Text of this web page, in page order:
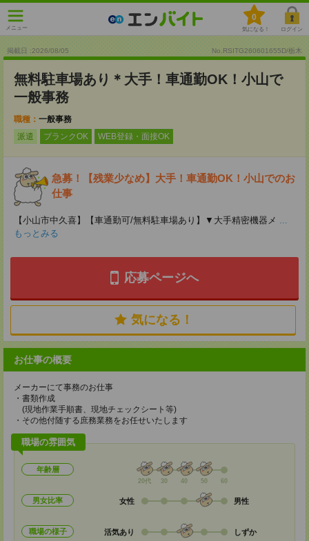
メニュー
0
気になる！ ログイン
掲載日 :2026/08/05 No.RSITG260601655D/栃木
無料駐車場あり＊大手！車通勤OK！小山で
一般事務
職種： 一般事務
派遣
ブランクOK WEB登録・面接OK
急募！【残業少なめ】大手！車通勤OK！小山でのお
仕事
【小山市中久喜】【車通勤可/無料駐車場あり】▼大手精密機器メ ...
もっとみる
応募ページへ
気になる！
お仕事の概要
メーカーにて事務のお仕事
・書類作成
(現地作業手順書、現地チェックシート等)
・その他付随する庶務業務をお任せいたします
職場の雰囲気
年齢層
20代 30 40 50 60
男女比率 女性 男性
職場の様子 活気あり しずか